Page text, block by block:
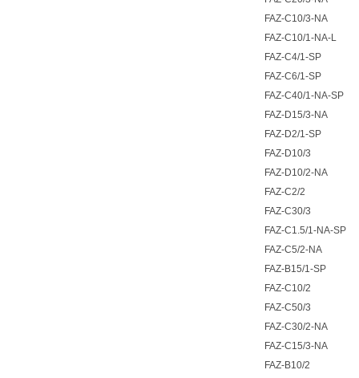
FAZ-C10/3-NA
FAZ-C10/1-NA-L
FAZ-C4/1-SP
FAZ-C6/1-SP
FAZ-C40/1-NA-SP
FAZ-D15/3-NA
FAZ-D2/1-SP
FAZ-D10/3
FAZ-D10/2-NA
FAZ-C2/2
FAZ-C30/3
FAZ-C1.5/1-NA-SP
FAZ-C5/2-NA
FAZ-B15/1-SP
FAZ-C10/2
FAZ-C50/3
FAZ-C30/2-NA
FAZ-C15/3-NA
FAZ-B10/2